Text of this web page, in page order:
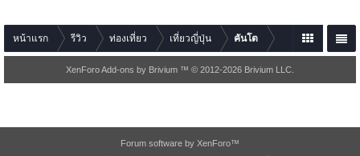
หน้าแรก รีวิว ท่องเที่ยว เที่ยวญี่ปุ่น คันโต
XenForo Add-ons by Brivium ™ © 2012-2026 Brivium LLC.
Forum software by XenForo™